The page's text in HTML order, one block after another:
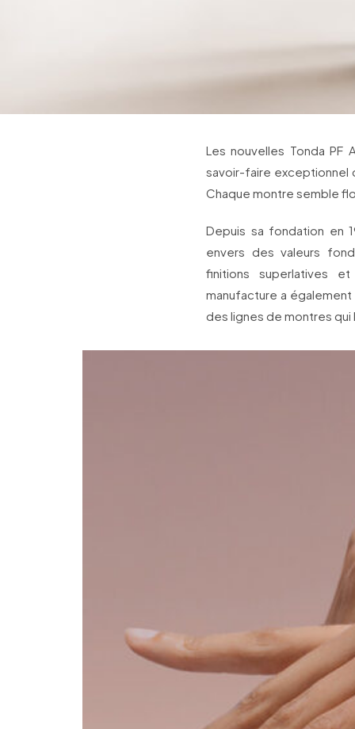
Les nouvelles Tonda PF
savoir-faire exceptionnel
Chaque montre semble
Depuis sa fondation en
envers des valeurs
finitions superlatives
manufacture a
des lignes de montres